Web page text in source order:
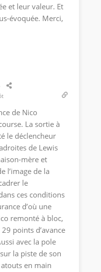
et leur valeur. Et
évoquée. Merci,
de Nico
La sortie à
le déclencheur
de Lewis
mère et
l’image de la
le
ces conditions
d’où une
remonté à bloc,
points d’avance
avec la pole
la piste de son
en main